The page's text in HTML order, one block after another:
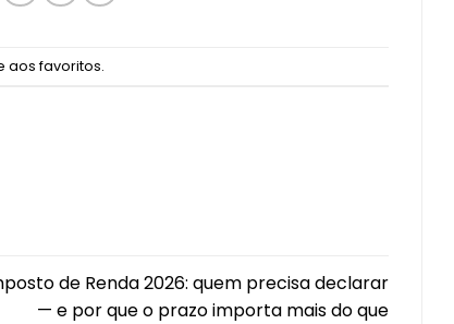
aos favoritos.
de Renda 2026: quem precisa declarar
— e por que o prazo importa mais do que